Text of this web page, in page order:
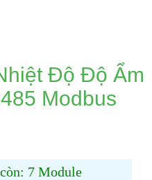
Độ Độ Ẩm
Modbus
7 Module